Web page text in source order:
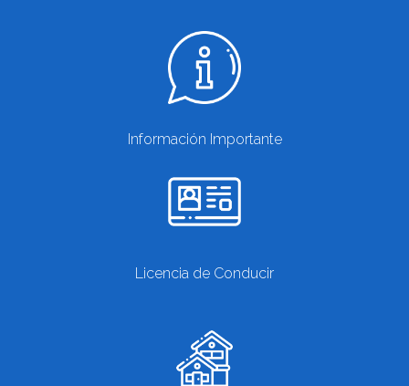
Información Importante
Licencia de Conducir